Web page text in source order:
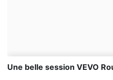
Une belle session VEVO